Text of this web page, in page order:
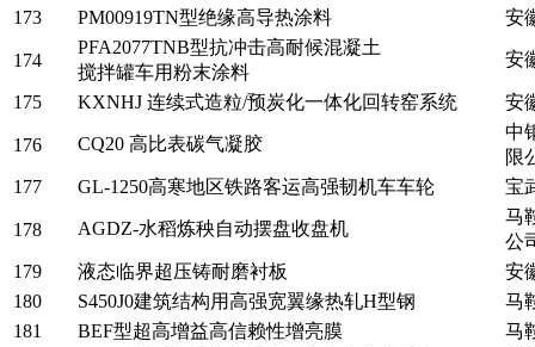
173 PM00919TN型绝缘高导热涂料 安
174
PFA2077TNB型抗冲击高耐候混凝土
搅拌罐车用粉末涂料
安
175 KXNHJ 连续式造粒/预炭化一体化回转窑系统 安
176 CQ20 高比表碳气凝胶
中
限
177
GL-1250高寒地区铁路客运高强韧机车车轮 宝
178 AGDZ-水稻炼秧自动摆盘收盘机
马
公
179
液态临界超压铸耐磨衬板
安
180
S450J0建筑结构用高强宽翼缘热轧H型钢
马
181
BEF型超高增益高信赖性增亮膜
马